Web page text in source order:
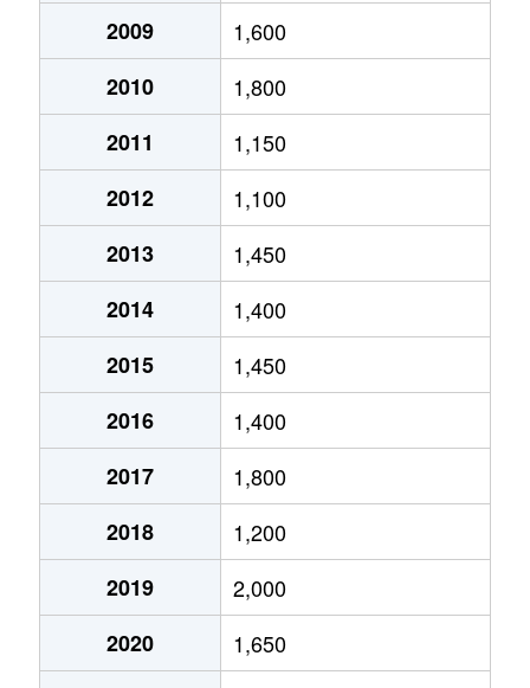
大字日滝
大字福島
280万円
望岳台
600万円
望岳台
650万円
520万円
2,800万円
650万円
大字村山
2,400万円
大字米持
3,500万円
2009
1,600
2010
1,800
2011
1,150
2012
1,100
2013
1,450
2014
1,400
2015
1,450
2016
1,400
2017
1,800
2018
1,200
2019
2,000
2020
1,650